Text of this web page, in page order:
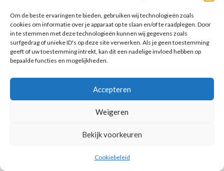
Om de beste ervaringen te bieden, gebruiken wij technologieën zoals
cookies om informatie over je apparaat op te slaan en/of te raadplegen. Door
in te stemmen met deze technologieën kunnen wij gegevens zoals
surfgedrag of unieke ID's op deze site verwerken. Als je geen toestemming
geeft of uw toestemming intrekt, kan dit een nadelige invloed hebben op
bepaalde functies en mogelijkheden.
Accepteren
Weigeren
Bekijk voorkeuren
Cookiebeleid
AANKOMENDE ACTIVITEITEN
© 2026 Voorbereiding op de Eerste Heilige Communie.